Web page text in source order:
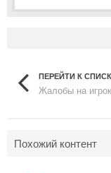
ПЕРЕЙТИ К
Жалобы на
Похожий контент